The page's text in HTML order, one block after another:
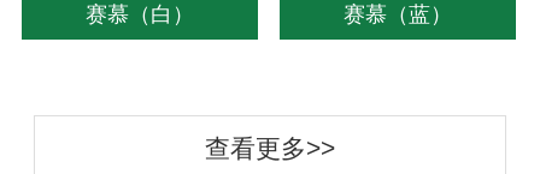
赛慕（白） 赛慕（蓝）
查看更多>>